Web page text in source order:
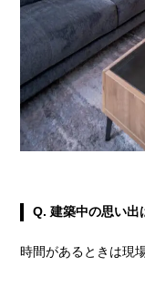
Q.建築中の思い出
時間があるときは現